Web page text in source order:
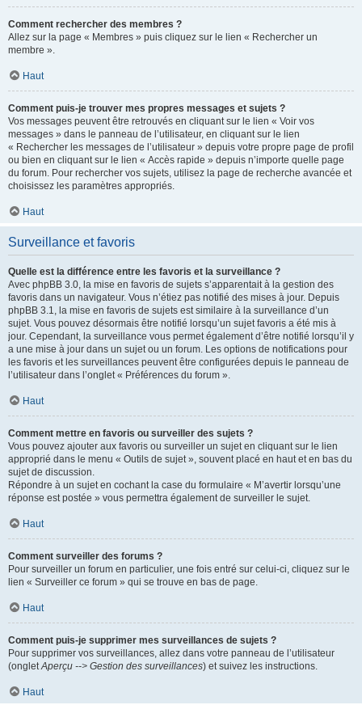
Comment rechercher des membres ?
Allez sur la page « Membres » puis cliquez sur le lien « Rechercher un
membre ».
Haut
Comment puis-je trouver mes propres messages et sujets ?
Vos messages peuvent être retrouvés en cliquant sur le lien « Voir vos
messages » dans le panneau de l’utilisateur, en cliquant sur le lien
« Rechercher les messages de l’utilisateur » depuis votre propre page de profil
ou bien en cliquant sur le lien « Accès rapide » depuis n’importe quelle page
du forum. Pour rechercher vos sujets, utilisez la page de recherche avancée et
choisissez les paramètres appropriés.
Haut
Surveillance et favoris
Quelle est la différence entre les favoris et la surveillance ?
Avec phpBB 3.0, la mise en favoris de sujets s’apparentait à la gestion des
favoris dans un navigateur. Vous n’étiez pas notifié des mises à jour. Depuis
phpBB 3.1, la mise en favoris de sujets est similaire à la surveillance d’un
sujet. Vous pouvez désormais être notifié lorsqu’un sujet favoris a été mis à
jour. Cependant, la surveillance vous permet également d’être notifié lorsqu’il y
a une mise à jour dans un sujet ou un forum. Les options de notifications pour
les favoris et les surveillances peuvent être configurées depuis le panneau de
l’utilisateur dans l’onglet « Préférences du forum ».
Haut
Comment mettre en favoris ou surveiller des sujets ?
Vous pouvez ajouter aux favoris ou surveiller un sujet en cliquant sur le lien
approprié dans le menu « Outils de sujet », souvent placé en haut et en bas du
sujet de discussion.
Répondre à un sujet en cochant la case du formulaire « M’avertir lorsqu’une
réponse est postée » vous permettra également de surveiller le sujet.
Haut
Comment surveiller des forums ?
Pour surveiller un forum en particulier, une fois entré sur celui-ci, cliquez sur le
lien « Surveiller ce forum » qui se trouve en bas de page.
Haut
Comment puis-je supprimer mes surveillances de sujets ?
Pour supprimer vos surveillances, allez dans votre panneau de l’utilisateur
(ongletAperçu --> Gestion des surveillances) et suivez les instructions.
Haut